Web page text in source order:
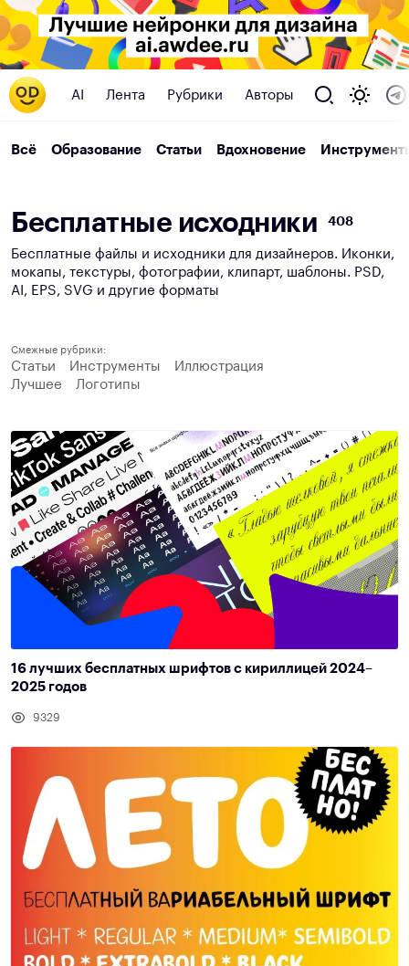
AI Лента Рубрики Авторы
Всё Образование Статьи Вдохновение
Бесплатные исходники 408
Бесплатные файлы и исходники для дизайнеров. Иконки,
мокапы, текстуры, фотографии, клипарт, шаблоны. PSD,
AI, EPS, SVG и другие форматы
Смежные рубрики:
Статьи Инструменты
Иллюстрация
Лучшее
Логотипы
16 лучших бесплатных шрифтов с кириллицей 2024–
2025 годов
9329